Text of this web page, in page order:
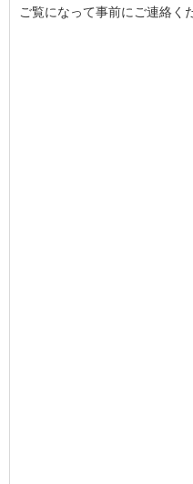
ご覧になって事前にご連絡く